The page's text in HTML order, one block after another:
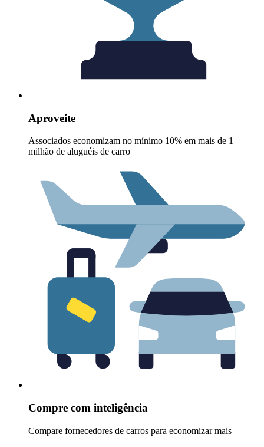
Aproveite
Associados economizam no mínimo 10% em mais de 1
milhão de aluguéis de carro
Compre com inteligência
Compare fornecedores de carros para economizar mais